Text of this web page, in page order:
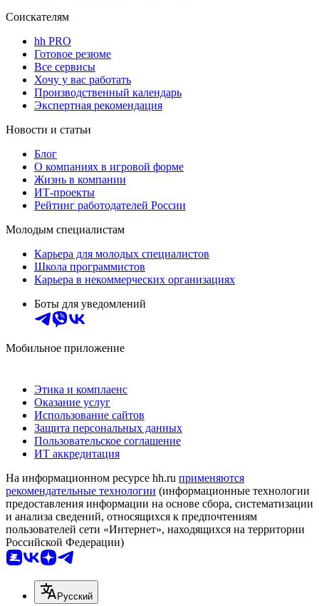
Соискателям
hh PRO
Готовое резюме
Все сервисы
Хочу у вас работать
Производственный календарь
Экспертная рекомендация
Новости и статьи
Блог
О компаниях в игровой форме
Жизнь в компании
ИТ-проекты
Рейтинг работодателей России
Молодым специалистам
Карьера для молодых специалистов
Школа программистов
Карьера в некоммерческих организациях
Боты для уведомлений
Мобильное приложение
Этика и комплаенс
Оказание услуг
Использование сайтов
Защита персональных данных
Пользовательское соглашение
ИТ аккредитация
На информационном ресурсе hh.ru применяются
рекомендательные технологии (информационные технологии
предоставления информации на основе сбора, систематизации
и анализа сведений, относящихся к предпочтениям
пользователей сети «Интернет», находящихся на территории
Российской Федерации)
Русский